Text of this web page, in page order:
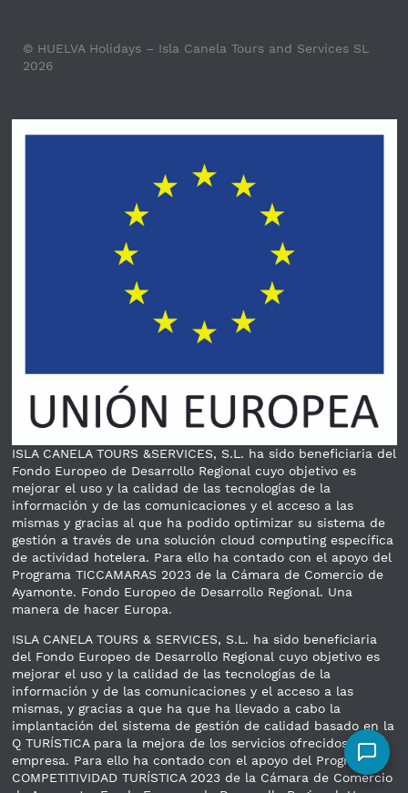
© HUELVA Holidays – Isla Canela Tours and Services SL
2026
ISLA CANELA TOURS &SERVICES, S.L. ha sido beneficiaria del
Fondo Europeo de Desarrollo Regional cuyo objetivo es
mejorar el uso y la calidad de las tecnologías de la
información y de las comunicaciones y el acceso a las
mismas y gracias al que ha podido optimizar su sistema de
gestión a través de una solución cloud computing específica
de actividad hotelera. Para ello ha contado con el apoyo del
Programa TICCAMARAS 2023 de la Cámara de Comercio de
Ayamonte. Fondo Europeo de Desarrollo Regional. Una
manera de hacer Europa.
ISLA CANELA TOURS & SERVICES, S.L. ha sido beneficiaria
del Fondo Europeo de Desarrollo Regional cuyo objetivo es
mejorar el uso y la calidad de las tecnologías de la
información y de las comunicaciones y el acceso a las
mismas, y gracias a que ha que ha llevado a cabo la
implantación del sistema de gestión de calidad basado en la
Q TURÍSTICA para la mejora de los servicios ofrecidos por la
empresa. Para ello ha contado con el apoyo del Programa
COMPETITIVIDAD TURÍSTICA 2023 de la Cámara de Comercio